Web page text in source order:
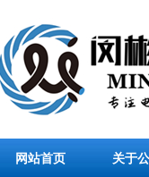
网站首页 关于